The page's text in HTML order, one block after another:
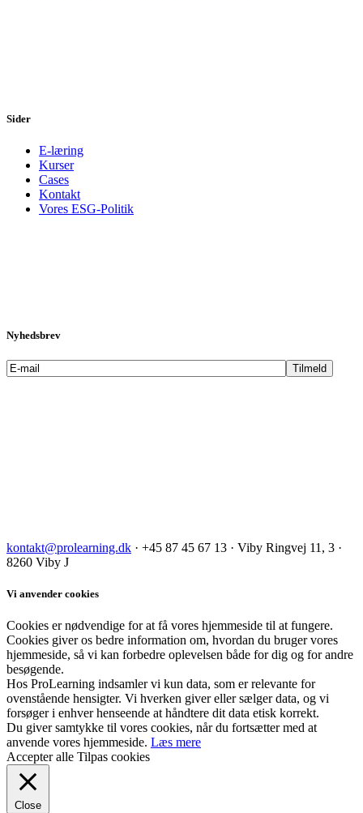
Sider
E-læring
Kurser
Cases
Kontakt
Vores ESG-Politik
Nyhedsbrev
kontakt@prolearning.dk · +45 87 45 67 13 · Viby Ringvej 11, 3 ·
8260 Viby J
Vi anvender cookies
Cookies er nødvendige for at få vores hjemmeside til at fungere.
Cookies giver os bedre information om, hvordan du bruger vores
hjemmeside, så vi kan forbedre oplevelsen både for dig og for andre
besøgende.
Hos ProLearning indsamler vi kun data, som er relevante for
ovenstående hensigter. Vi hverken giver eller sælger data, og vi
forsøger i enhver henseende at håndtere dit data etisk korrekt.
Du giver samtykke til vores cookies, når du fortsætter med at
anvende vores hjemmeside. Læs mere
Accepter alle Tilpas cookies
Close